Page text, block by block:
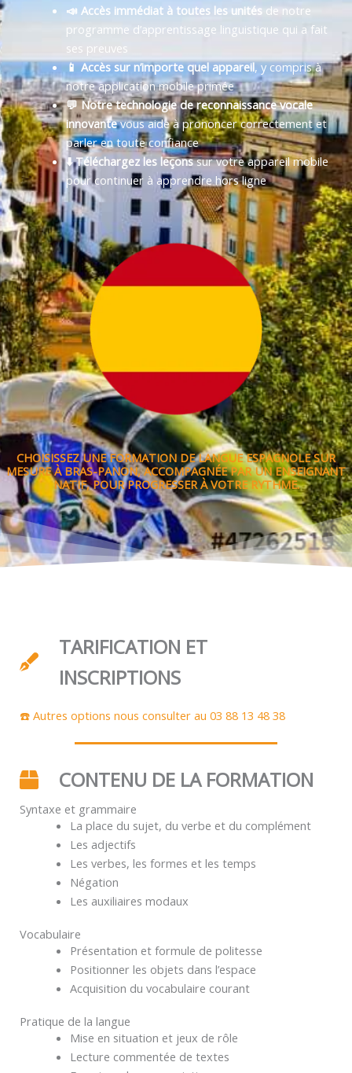
📣 Accès immédiat à toutes les unitésde notre
programme d’apprentissage linguistique qui a fait
ses preuves
📱 Accès sur n’importe quel appareil, y compris à
notre application mobile primée
💬 Notre technologie de reconnaissance vocale
innovantevous aide à prononcer correctement et
parler en toute confiance
⬇️ Téléchargez les leçonssur votre appareil mobile
pour continuer à apprendre hors ligne
CHOISISSEZ UNE FORMATION DE LANGUE ESPAGNOLE SUR
MESURE À BRAS-PANON, ACCOMPAGNÉE PAR UN ENSEIGNANT
NATIF, POUR PROGRESSER À VOTRE RYTHME.
TARIFICATION ET
INSCRIPTIONS
☎️ Autres options nous consulter au 03 88 13 48 38
CONTENU DE LA FORMATION
Syntaxe et grammaire
La place du sujet, du verbe et du complément
Les adjectifs
Les verbes, les formes et les temps
Négation
Les auxiliaires modaux
Vocabulaire
Présentation et formule de politesse
Positionner les objets dans l’espace
Acquisition du vocabulaire courant
Pratique de la langue
Mise en situation et jeux de rôle
Lecture commentée de textes